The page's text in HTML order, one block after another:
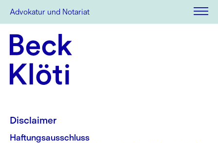
Advokatur und Notariat
Disclaimer
Haftungsausschluss